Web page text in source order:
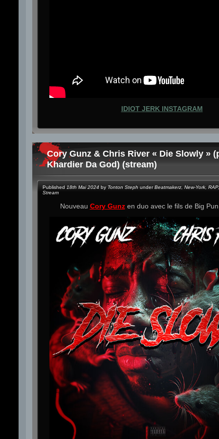
IDIOT JERK INSTAGRAM
Cory Gunz & Chris River « Die Slowly »
Khardier Da God) (stream)
Published 18th Mai 2024 by Tonton Steph underBeatmakerz New-York RAP,
Stream
Nouveau Cory Gunzen duo avec le fils de Big